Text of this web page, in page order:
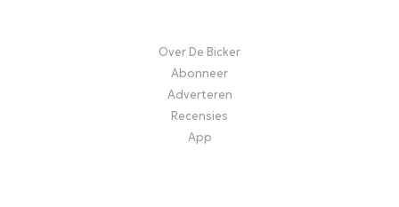
Over De Bicker
Abonneer
Adverteren
Recensies
App